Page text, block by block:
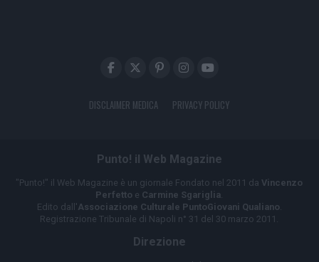
DISCLAIMER MEDICA PRIVACY POLICY
Punto! il Web Magazine
"Punto!" il Web Magazine è un giornale Fondato nel 2011 da Vincenzo
Perfetto e Carmine Sgariglia.
Edito dall'Associazione Culturale PuntoGiovani Qualiano.
Registrazione Tribunale di Napoli n° 31 del 30 marzo 2011.
Direzione